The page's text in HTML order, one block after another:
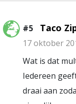
#5 Taco
17 oktober
Wat is dat
Iedereen
draai aan